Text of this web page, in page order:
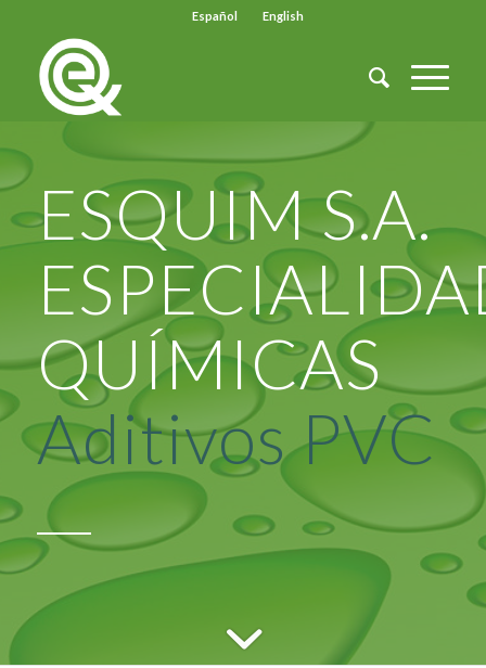
Español English
ESQUIM S.A.
QUÍMICAS
Aditivos PVC